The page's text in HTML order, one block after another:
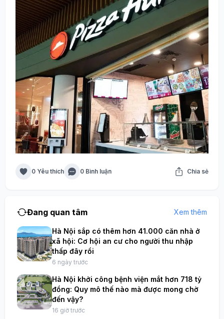
0 Yêu thích 0 Bình luận Chia sẻ
Đang quan tâm Xem thêm
Hà Nội sắp có thêm hơn 41.000 căn nhà ở
xã hội: Cơ hội an cư cho người thu nhập
thấp đây rồi
6 ngày trước
Hà Nội khởi công bệnh viện mắt hơn 718 tỷ
đồng: Quy mô thế nào mà được mong chờ
đến vậy?
16 giờ trước